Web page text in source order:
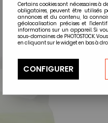
Certains cookies sont nécessaires à
obligatoires, peuvent être utilisés
annonces et du contenu, la
géolocalisation précises et
informations sur un appareil. Si
sous-domaines de PHOTOSTOCK.
en cliquant sur le widget en bas à
CONFIGURER